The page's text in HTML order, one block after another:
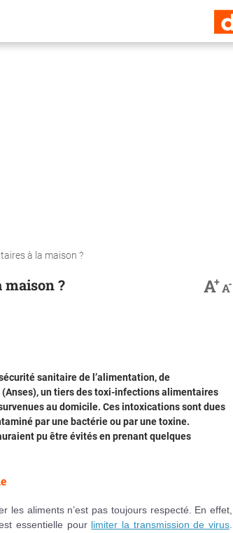
à la maison ?
? A+A-
sanitaire de l’alimentation, de
(Anses), un tiers des toxi-infections alimentaires
au domicile. Ces intoxications sont dues
par une bactérie ou par une toxine.
pu être évités en prenant quelques
les aliments n’est pas toujours respecté. En effet,
essentielle pour limiter la transmission de virus